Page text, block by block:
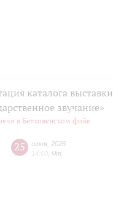
каталога выставки
звучание»
в Бетховенском фойе
25 июня 2026
14:00 Чт